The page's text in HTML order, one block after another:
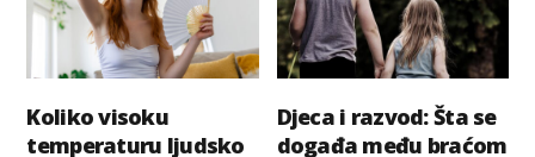
Koliko visoku
temperaturu ljudsko
Djeca i razvod: Šta se
događa među braćom